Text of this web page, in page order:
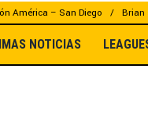
América – San Diego Brian
NOTICIAS